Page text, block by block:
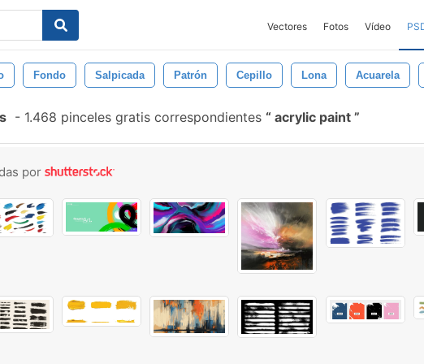
Vectores Fotos Vídeo
Fondo Salpicada Patrón Cepillo Lona Acuarela
- 1.468 pinceles gratis correspondientes acrylic paint
por